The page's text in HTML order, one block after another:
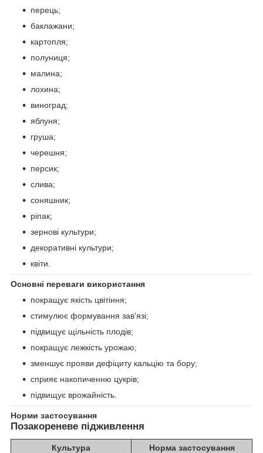
перець;
баклажани;
картопля;
полуниця;
малина;
лохина;
виноград;
яблуня;
груша;
черешня;
персик;
слива;
соняшник;
ріпак;
зернові культури;
декоративні культури;
квіти.
Основні переваги використання
покращує якість цвітіння;
стимулює формування зав'язі;
підвищує щільність плодів;
покращує лежкість урожаю;
зменшує прояви дефіциту кальцію та бору;
сприяє накопиченню цукрів;
підвищує врожайність.
Норми застосування
Позакореневе підживлення
Культура
Норма застосування